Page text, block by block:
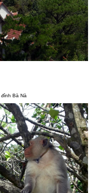
Bà Nà